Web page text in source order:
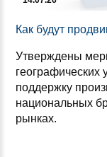
Как бу­дут
Утверждены
географических
поддержку
национальных
рынках.